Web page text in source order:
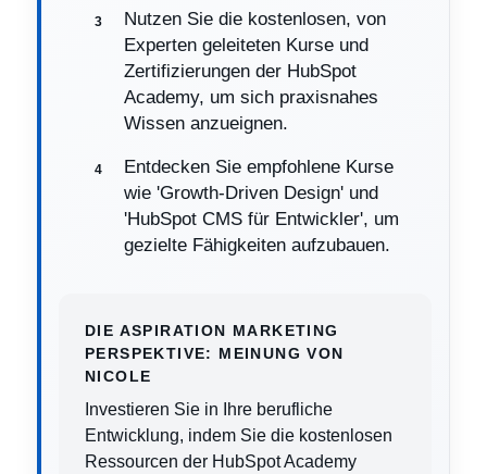
Nutzen Sie die kostenlosen, von
Experten geleiteten Kurse und
Zertifizierungen der HubSpot
Academy, um sich praxisnahes
Wissen anzueignen.
Entdecken Sie empfohlene Kurse
wie 'Growth-Driven Design' und
'HubSpot CMS für Entwickler', um
gezielte Fähigkeiten aufzubauen.
DIE ASPIRATION MARKETING
PERSPEKTIVE: MEINUNG VON
NICOLE
Investieren Sie in Ihre berufliche
Entwicklung, indem Sie die kostenlosen
Ressourcen der HubSpot Academy